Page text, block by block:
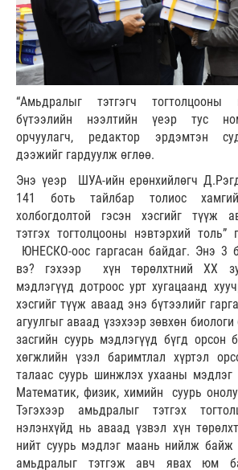
“Амьдралыг тэтгэгч тогтолцооны
бүтээлийн нээлтийн үеэр тус
орчуулагч, редактор эрдэмтэн
дээжийг гардуулж өглөө.
Энэ үеэр ШУА-ийн ерөнхийлөгч
141 боть тайлбар толиос
холбогдолтой гэсэн хэсгийг түүж
тэтгэх тогтолцооны нэвтэрхий
ЮНЕСКО-оос гаргасан байдаг. Энэ 3
вэ? гэхээр хүн төрөлхтний XX
мэдлэгүүд дотроос урт хугацаанд
хэсгийг түүж аваад энэ бүтээлийг
агуулгыг аваад үзэхээр зөвхөн
засгийн суурь мэдлэгүүд бүгд орсон
хөгжлийн үзэл баримтлал хүртэл
талаас суурь шинжлэх ухааны
Математик, физик, химийн суурь
Тэгэхээр амьдралыг тэтгэх
нэлэнхүйд нь аваад үзвэл хүн
нийт суурь мэдлэг маань нийлж байж
амьдралыг тэтгэж авч явах юм